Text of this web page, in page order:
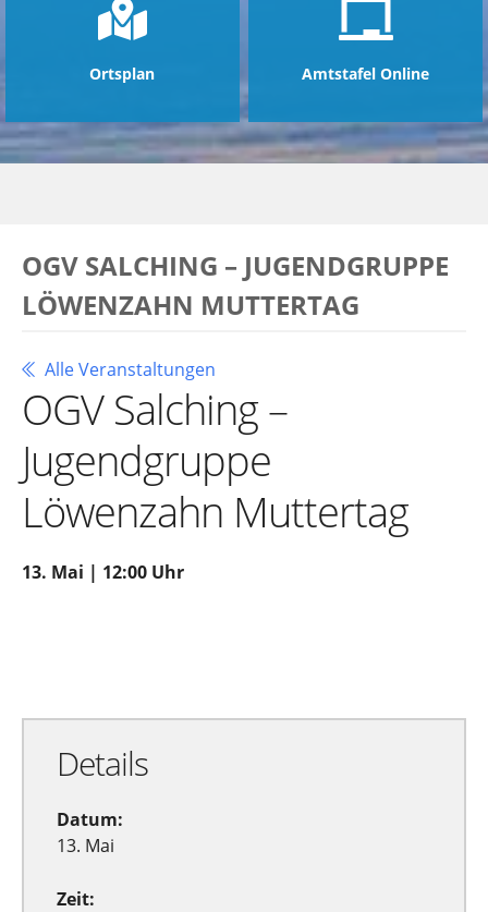
Ortsplan Amtstafel Online
OGV SALCHING – JUGENDGRUPPE
LÖWENZAHN MUTTERTAG
Alle Veranstaltungen
OGV Salching –
Jugendgruppe
Löwenzahn Muttertag
13. Mai | 12:00 Uhr
Details
Datum:
13. Mai
Zeit: